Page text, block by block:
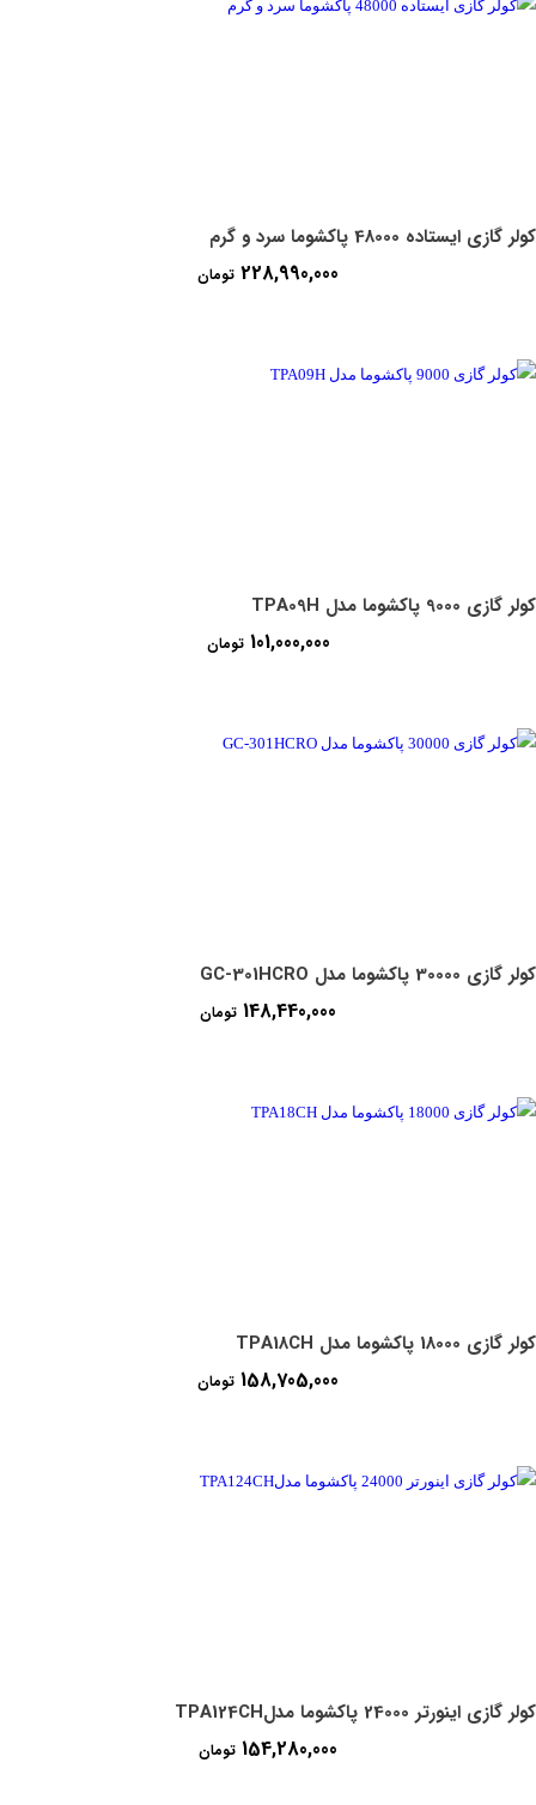
کولر گازی ایستاده 48000 پاکشوما سرد و گرم
228,990,000 تومان
کولر گازی 9000 پاکشوما مدل TPA09H
101,000,000 تومان
کولر گازی 30000 پاکشوما مدل GC-301HCRO
148,440,000 تومان
کولر گازی 18000 پاکشوما مدل TPA18CH
158,705,000 تومان
کولر گازی اینورتر 24000 پاکشوما مدلTPA124CH
154,280,000 تومان